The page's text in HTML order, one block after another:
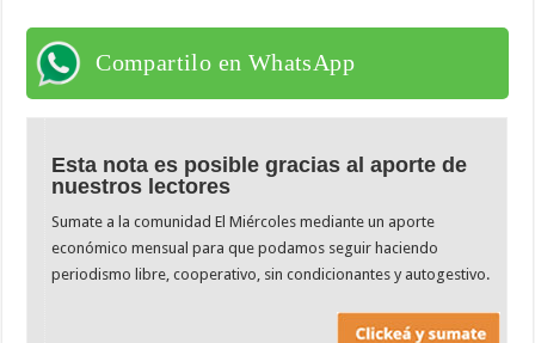
Compartilo en WhatsApp
Esta nota es posible gracias al aporte de
nuestros lectores
Sumate a la comunidad El Miércoles mediante un aporte
económico mensual para que podamos seguir haciendo
periodismo libre, cooperativo, sin condicionantes y autogestivo.